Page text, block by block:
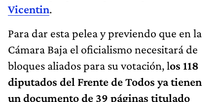
Vicentin.
Para dar esta pelea y previendo que en la
Cámara Baja el oficialismo necesitará de
bloques aliados para su votación, los 118
diputados del Frente de Todos ya tienen
un documento de 39 páginas titulado